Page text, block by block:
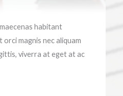
habitant
magnis nec aliquam
viverra at eget at ac